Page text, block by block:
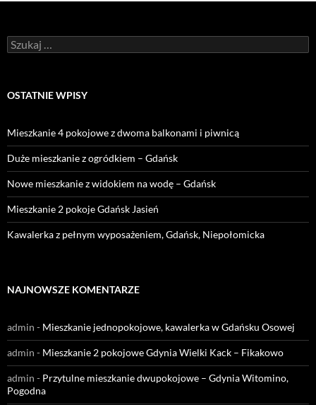
Szukaj:
OSTATNIE WPISY
Mieszkanie 4 pokojowe z dwoma balkonami i piwnicą
Duże mieszkanie z ogródkiem – Gdańsk
Nowe mieszkanie z widokiem na wodę – Gdańsk
Mieszkanie 2 pokoje Gdańsk Jasień
Kawalerka z pełnym wyposażeniem, Gdańsk, Niepołomicka
NAJNOWSZE KOMENTARZE
admin - Mieszkanie jednopokojowe, kawalerka w Gdańsku Osowej
admin - Mieszkanie 2 pokojowe Gdynia Wielki Kack – Fikakowo
admin - Przytulne mieszkanie dwupokojowe – Gdynia Witomino,
Pogodna